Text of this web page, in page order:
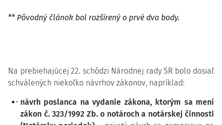
** Pôvodný článok bol rozšírený o prvé dva body.
Na prebiehajúcej 22. schôdzi Národnej rady SR bolo dosiaľ
schválených niekoľko návrhov zákonov, napríklad:
návrh poslanca na vydanie zákona, ktorým sa mení
zákon č. 323/1992 Zb. o notároch a notárskej činnosti